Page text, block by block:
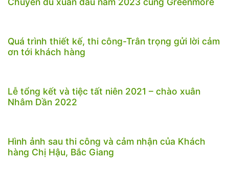
Quá trình thiết kế, thi công-Trân trọng gửi lời cảm
ơn tới khách hàng
Lễ tổng kết và tiệc tất niên 2021 – chào xuân
Nhâm Dần 2022
Hình ảnh sau thi công và cảm nhận của Khách
hàng Chị Hậu, Bắc Giang